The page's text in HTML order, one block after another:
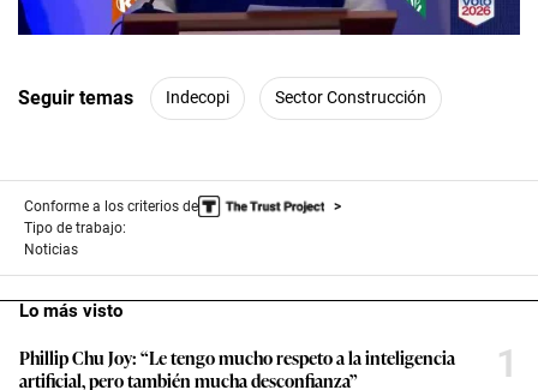
00:00/07:34
Seguir temas Indecopi Sector Construcción
Conforme a los criterios de
Tipo de trabajo:
Noticias
Lo más visto
Phillip Chu Joy: “Le tengo mucho respeto a la inteligencia
artificial, pero también mucha desconfianza”
1